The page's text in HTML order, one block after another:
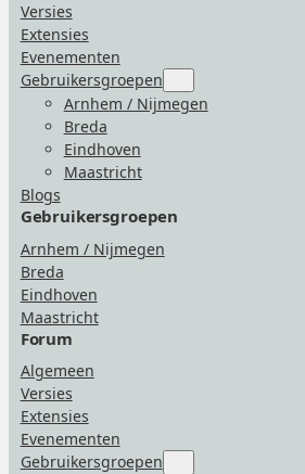
Versies
Extensies
Evenementen
Gebruikersgroepen
for
“Gebruikersgroepen”
Arnhem / Nijmegen
Breda
Eindhoven
Maastricht
Blogs
Gebruikersgroepen
Arnhem / Nijmegen
Breda
Eindhoven
Maastricht
Forum
Algemeen
Versies
Extensies
Evenementen
Gebruikersgroepen